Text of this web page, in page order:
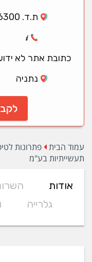
ת.ד. 6300, נתניה 4216102
כתובת אתר לא
נתניה
עמוד הבית פתרונות
תעשייתיות בע"מ
אודות
גלרייה